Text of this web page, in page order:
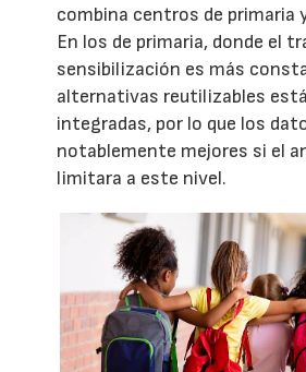
combina centros de primaria
En los de primaria, donde el
sensibilización es más
alternativas reutilizables
integradas, por lo que los
notablemente mejores si el
limitara a este nivel.